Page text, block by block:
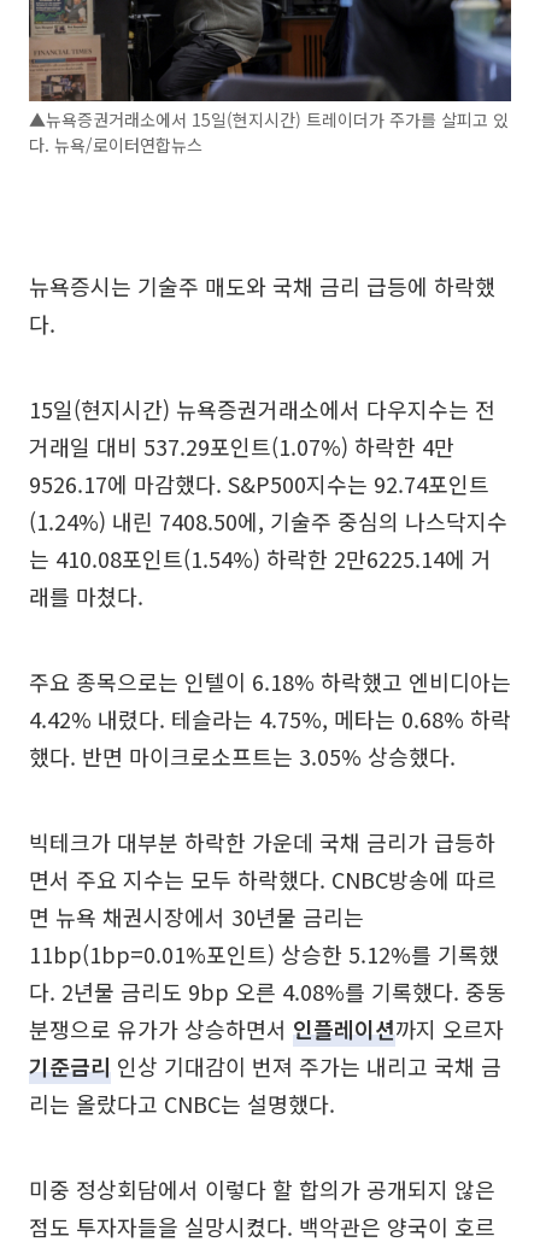
▲뉴욕증권거래소에서 15일(현지시간) 트레이더가 주가를 살피고 있
다. 뉴욕/로이터연합뉴스
뉴욕증시는 기술주 매도와 국채 금리 급등에 하락했
다.
15일(현지시간) 뉴욕증권거래소에서 다우지수는 전
거래일 대비 537.29포인트(1.07%) 하락한 4만
9526.17에 마감했다. S&P500지수는 92.74포인트
(1.24%) 내린 7408.50에, 기술주 중심의 나스닥지수
는 410.08포인트(1.54%) 하락한 2만6225.14에 거
래를 마쳤다.
주요 종목으로는 인텔이 6.18% 하락했고 엔비디아는
4.42% 내렸다. 테슬라는 4.75%, 메타는 0.68% 하락
했다. 반면 마이크로소프트는 3.05% 상승했다.
빅테크가 대부분 하락한 가운데 국채 금리가 급등하
면서 주요 지수는 모두 하락했다. CNBC방송에 따르
면 뉴욕 채권시장에서 30년물 금리는
11bp(1bp=0.01%포인트) 상승한 5.12%를 기록했
다. 2년물 금리도 9bp 오른 4.08%를 기록했다. 중동
분쟁으로 유가가 상승하면서 인플레이션까지 오르자
기준금리 인상 기대감이 번져 주가는 내리고 국채 금
리는 올랐다고 CNBC는 설명했다.
미중 정상회담에서 이렇다 할 합의가 공개되지 않은
점도 투자자들을 실망시켰다. 백악관은 양국이 호르